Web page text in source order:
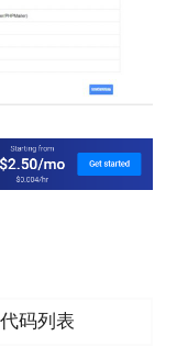
码列表